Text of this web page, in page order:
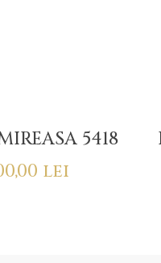
5418
lei